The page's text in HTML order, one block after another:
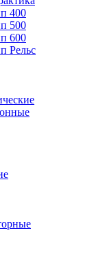
400
500
600
Рельс